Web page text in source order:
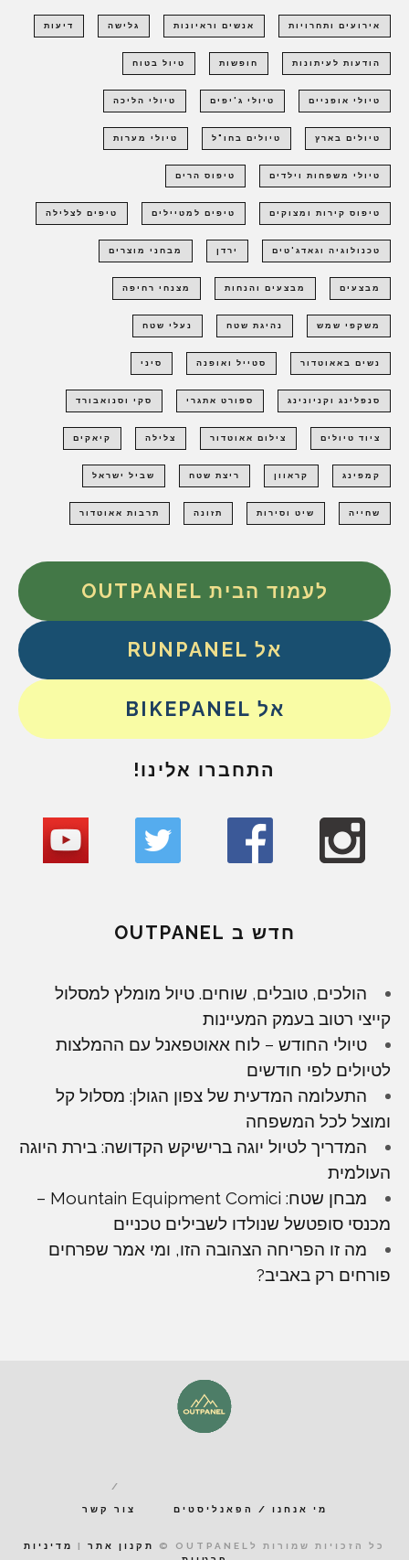
אירועים ותחרויות אנשים וראיונות גלישה דיעות
הודעות לעיתונות חופשות טיול בטוח
טיולי אופניים טיולי ג'יפים טיולי הליכה
טיולים בארץ טיולים בחו"ל טיולי מערות
טיולי משפחות וילדים טיפוס הרים
טיפוס קירות ומצוקים טיפים למטיילים טיפים לצלילה
טכנולוגיה וגאדג'טים ירדן מבחני מוצרים
מבצעים מבצעים והנחות מצנחי רחיפה
משקפי שמש נהיגת שטח נעלי שטח
נשים באאוטדור סטייל ואופנה סיני
סנפלינג וקניונינג ספורט אתגרי סקי וסנואבורד
ציוד טיולים צילום אאוטדור צלילה קיאקים
קמפינג קראוון ריצת שטח שביל ישראל
שחייה שיט וסירות תזונה תרבות אאוטדור
לעמוד הבית OUTPANEL
אל RUNPANEL
אל BIKEPANEL
התחברו אלינו!
חדש ב OUTPANEL
הולכים, טובלים, שוחים. טיול מומלץ למסלול
קייצי רטוב בעמק המעיינות
טיולי החודש – לוח אאוטפאנל עם ההמלצות
לטיולים לפי חודשים
התעלומה המדעית של צפון הגולן: מסלול קל
ומוצל לכל המשפחה
המדריך לטיול יוגה ברישיקש הקדושה: בירת היוגה
העולמית
מבחן שטח: Mountain Equipment Comici –
מכנסי סופטשל שנולדו לשבילים טכניים
מה זו הפריחה הצהובה הזו, ומי אמר שפרחים
פורחים רק באביב?
מי אנחנו / הפאנליסטים צור קשר
כל הזכויות שמורות לOUTPANEL © תקנון אתר |
מדיניות